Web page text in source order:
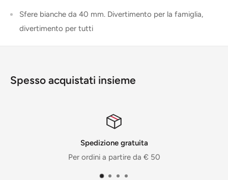
Sfere bianche da 40 mm. Divertimento per la famiglia,
divertimento per tutti
Spesso acquistati insieme
Periodo di restituzione di
Resi possibili entro 14